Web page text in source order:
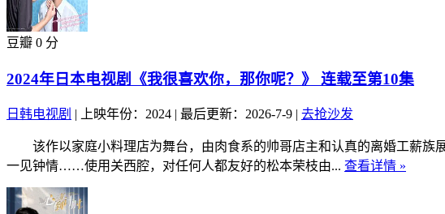
豆瓣 0 分
2024年日本电视剧《我很喜欢你，那你呢？》 连载至第10集
日韩电视剧 | 上映年份：2024 | 最后更新：2026-7-9 | 去抢沙发
该作以家庭小料理店为舞台，由肉食系的帅哥店主和认真的离婚工薪族
一见钟情……使用关西腔，对任何人都友好的松本荣枝由... 查看详情 »